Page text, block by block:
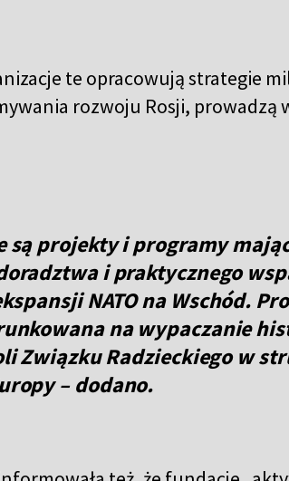
te opracowują strategie
rozwoju Rosji, prowadzą
są projekty i programy
i praktycznego
NATO na Wschód.
na wypaczanie
Związku Radzieckiego w
– dodano.